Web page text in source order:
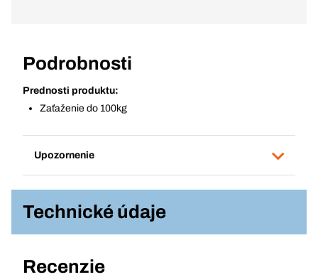
Podrobnosti
Prednosti produktu:
Zaťaženie do 100kg
Upozornenie
Technické údaje
Recenzie